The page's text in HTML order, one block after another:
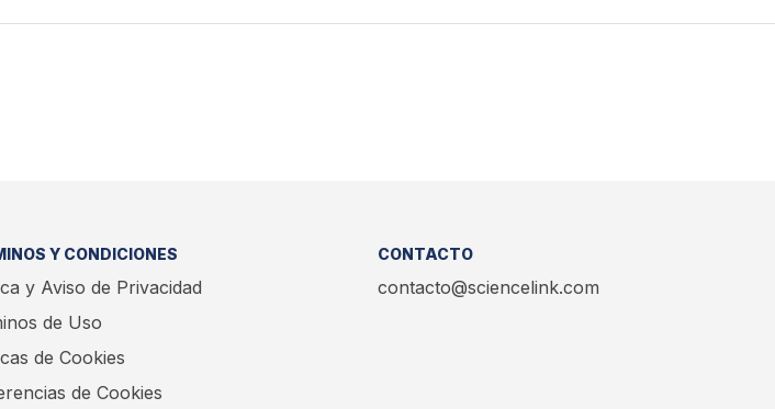
Y CONDICIONES
y Aviso de Privacidad
de Uso
de Cookies
de Cookies
CONTACTO
contacto@sciencelink.com